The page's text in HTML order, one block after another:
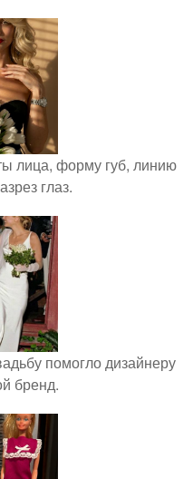
лица, форму губ, линию
глаз.
помогло дизайнеру
бренд.